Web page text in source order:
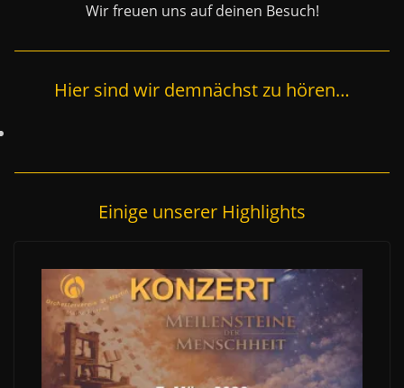
Wir freuen uns auf deinen Besuch!
Hier sind wir demnächst zu hören…
Einige unserer Highlights